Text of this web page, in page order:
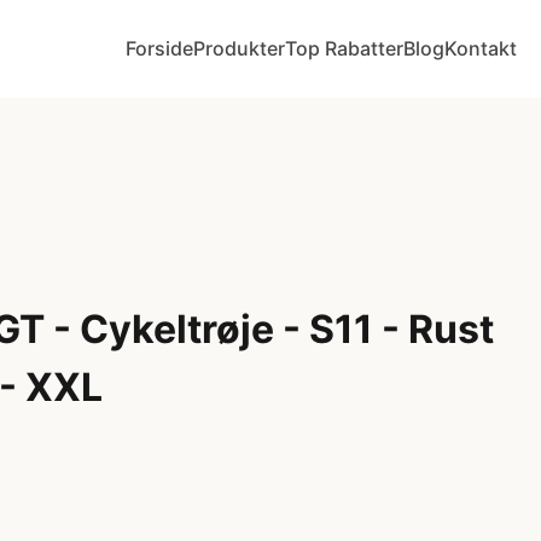
ForsideProdukterTop RabatterBlogKontakt
- Cykeltrøje - S11 - Rust
XXL